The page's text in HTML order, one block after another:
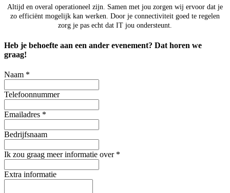
Altijd en overal operationeel zijn. Samen met jou zorgen wij ervoor dat je
zo efficiënt mogelijk kan werken. Door je connectiviteit goed te regelen
zorg je pas echt dat IT jou ondersteunt.
Heb je behoefte aan een ander evenement? Dat horen we
graag!
Naam *
Telefoonnummer
Emailadres *
Bedrijfsnaam
Ik zou graag meer informatie over *
Extra informatie